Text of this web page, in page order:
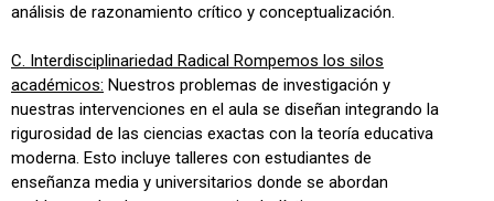
análisis de razonamiento crítico y conceptualización.
C. Interdisciplinariedad Radical Rompemos los silos
académicos: Nuestros problemas de investigación y
nuestras intervenciones en el aula se diseñan integrando la
rigurosidad de las ciencias exactas con la teoría educativa
moderna. Esto incluye talleres con estudiantes de
enseñanza media y universitarios donde se abordan